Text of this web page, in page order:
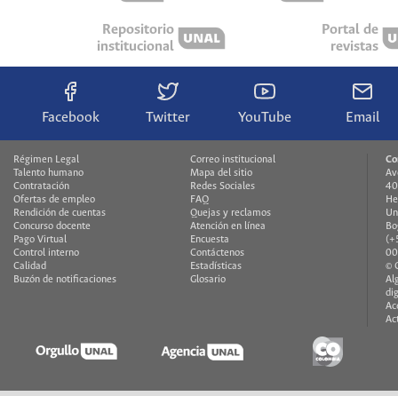
Repositorio
institucional
Portal de
revistas
Facebook Twitter YouTube Email
Régimen Legal
Talento humano
Contratación
Ofertas de empleo
Rendición de cuentas
Concurso docente
Pago Virtual
Control interno
Calidad
Buzón de notificaciones
Correo institucional
Mapa del sitio
Redes Sociales
FAQ
Quejas y reclamos
Atención en línea
Encuesta
Contáctenos
Estadísticas
Glosario
©